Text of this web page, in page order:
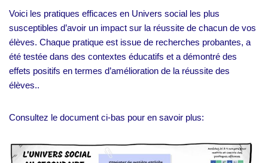
Voici les pratiques efficaces en Univers social les plus
susceptibles d’avoir un impact sur la réussite de chacun de vos
élèves. Chaque pratique est issue de recherches probantes, a
été testée dans des contextes éducatifs et a démontré des
effets positifs en termes d’amélioration de la réussite des
élèves..
Consultez le document ci-bas pour en savoir plus: